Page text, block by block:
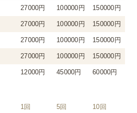
27000円 100000円 150000円
27000円 100000円 150000円
27000円 100000円 150000円
27000円 100000円 150000円
12000円 45000円 60000円
1回 5回 10回